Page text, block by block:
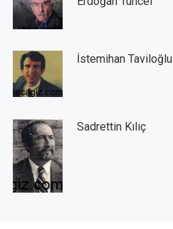
İstemihan Taviloğlu
Sadrettin Kılıç